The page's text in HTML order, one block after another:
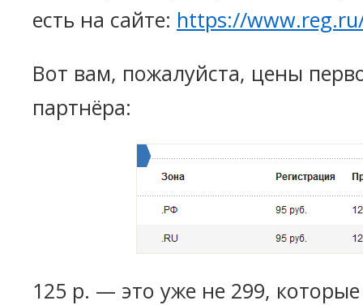
есть на сайте: https://
Вот вам, пожалуйста, цены
партнёра:
125 р. — это уже не 299,